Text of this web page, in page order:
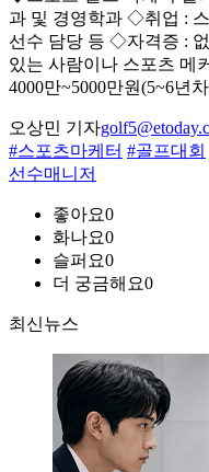
과 및 경영학과 ◇취업 :
선수 담당 등 ◇자격증 :
있는 사람이나 스포츠 메
4000만~5000만원(5~6년
오상민 기자
#스포츠마케터 #골프대회
선수매니저
좋아요0
화나요0
슬퍼요0
더 궁금해요0
최신뉴스